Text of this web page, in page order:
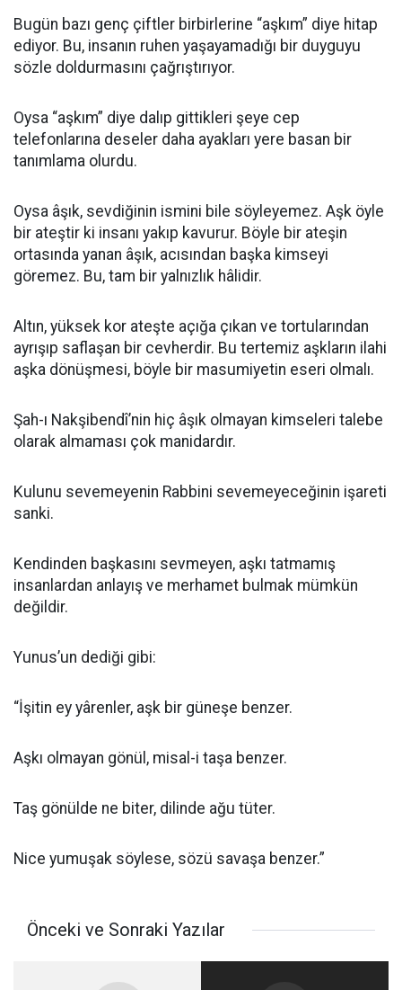
Bugün bazı genç çiftler birbirlerine “aşkım” diye hitap
ediyor. Bu, insanın ruhen yaşayamadığı bir duyguyu
sözle doldurmasını çağrıştırıyor.
Oysa “aşkım” diye dalıp gittikleri şeye cep
telefonlarına deseler daha ayakları yere basan bir
tanımlama olurdu.
Oysa âşık, sevdiğinin ismini bile söyleyemez. Aşk öyle
bir ateştir ki insanı yakıp kavurur. Böyle bir ateşin
ortasında yanan âşık, acısından başka kimseyi
göremez. Bu, tam bir yalnızlık hâlidir.
Altın, yüksek kor ateşte açığa çıkan ve tortularından
ayrışıp saflaşan bir cevherdir. Bu tertemiz aşkların ilahi
aşka dönüşmesi, böyle bir masumiyetin eseri olmalı.
Şah-ı Nakşibendî’nin hiç âşık olmayan kimseleri talebe
olarak almaması çok manidardır.
Kulunu sevemeyenin Rabbini sevemeyeceğinin işareti
sanki.
Kendinden başkasını sevmeyen, aşkı tatmamış
insanlardan anlayış ve merhamet bulmak mümkün
değildir.
Yunus’un dediği gibi:
“İşitin ey yârenler, aşk bir güneşe benzer.
Aşkı olmayan gönül, misal-i taşa benzer.
Taş gönülde ne biter, dilinde ağu tüter.
Nice yumuşak söylese, sözü savaşa benzer.”
Önceki ve Sonraki Yazılar